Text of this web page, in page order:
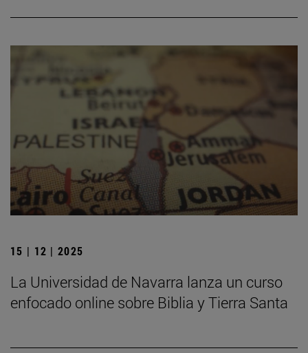
15 | 12 | 2025
La Universidad de Navarra lanza un curso
enfocado online sobre Biblia y Tierra Santa